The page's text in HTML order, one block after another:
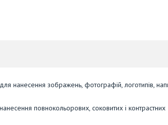
нанесення зображень, фотографій, логотипів,
повнокольорових, соковитих і контрастних